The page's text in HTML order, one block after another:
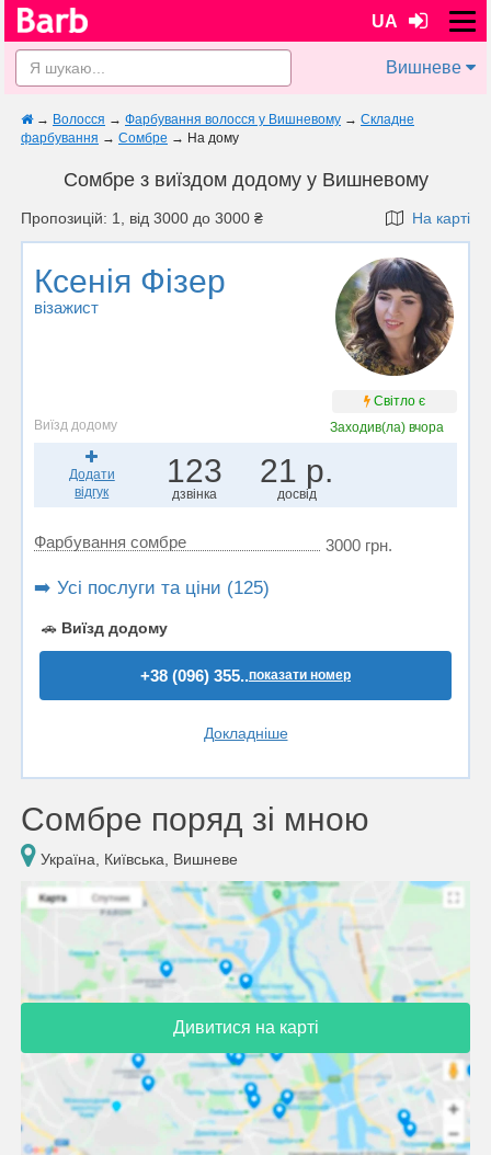
UA
Вишневе
→ Волосся → Фарбування волосся у Вишневому → Складне
фарбування → Сомбре → На дому
Сомбре з виїздом додому у Вишневому
Пропозицій: 1, від 3000 до 3000 ₴ На карті
Ксенія Фізер
візажист
Світло є
Виїзд додому
Заходив(ла) вчора
Додати
відгук
123
дзвінка
21 р.
досвід
Фарбування сомбре 3000 грн.
➡️ Усі послуги та ціни (125)
🚗 Виїзд додому
+38 (096) 355..показати номер
Докладніше
Сомбре поряд зі мною
Україна, Київська, Вишневе
Дивитися на карті